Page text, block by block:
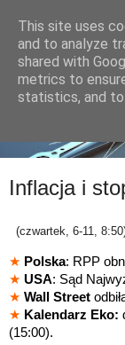
Inflacja i
(czwartek, 6-11,
★ Polska: RPP
★ USA: Sąd
★ Wall Street
★ Kalendarz Eko:
(15:00).
This site uses
and to analyze
shared with
metrics to
statistics, and